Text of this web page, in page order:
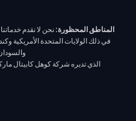
المناطق المحظورة: نحن لا نقدم
في ذلك الولايات المتحدة الأمريكية